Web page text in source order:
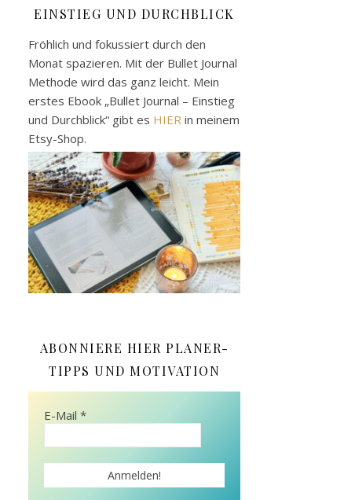
EINSTIEG UND DURCHBLICK
Fröhlich und fokussiert durch den
Monat spazieren. Mit der Bullet Journal
Methode wird das ganz leicht. Mein
erstes Ebook „Bullet Journal – Einstieg
und Durchblick“ gibt es HIER in meinem
Etsy-Shop.
ABONNIERE HIER PLANER-
TIPPS UND MOTIVATION
E-Mail *